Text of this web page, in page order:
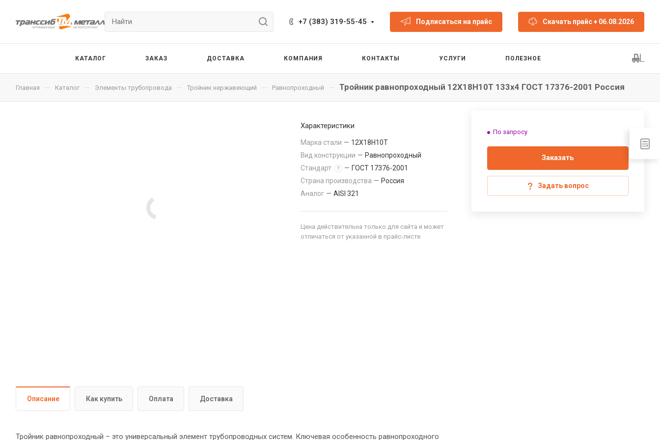
+7 (383) 319-55-45 Подписаться на прайс Скачать прайс♦ 06.08.2026
КАТАЛОГ ЗАКАЗ ДОСТАВКА КОМПАНИЯ КОНТАКТЫ УСЛУГИ ПОЛЕЗНОЕ
Главная — Каталог — Элементы трубопровода — Тройник нержавеющий — Равнопроходный — Тройник равнопроходный 12Х18Н10Т 133x4 ГОСТ 17376-2001 Россия
По запросу
Заказать
Задать вопрос
Характеристики
Марка стали — 12Х18Н10Т
Вид конструкции — Равнопроходный
Стандарт
? — ГОСТ 17376-2001
Страна производства — Россия
Аналог — AISI 321
Цена действительна только для сайта и может
отличаться от указанной в прайс-листе
Описание Как купить Оплата Доставка
Тройник равнопроходный – это универсальный элемент трубопроводных систем. Ключевая особенность равнопроходного